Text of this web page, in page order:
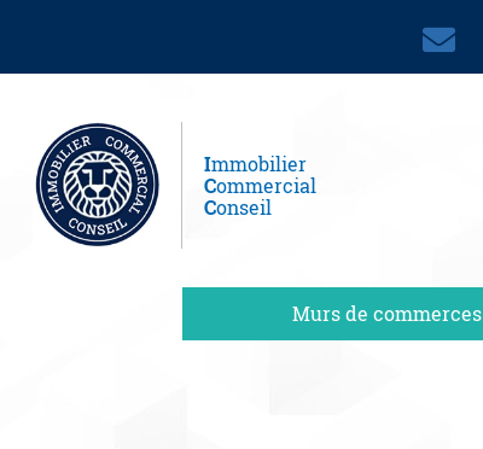
Immobilier
Commercial
Conseil
Murs de commerces